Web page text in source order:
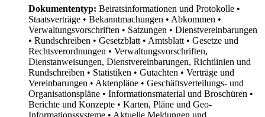
Dokumententyp: Beiratsinformationen und Protokolle •
Staatsverträge • Bekanntmachungen • Abkommen •
Verwaltungsvorschriften • Satzungen • Dienstvereinbarungen
• Rundschreiben • Gesetzblatt • Amtsblatt • Gesetze und
Rechtsverordnungen • Verwaltungsvorschriften,
Dienstanweisungen, Dienstvereinbarungen, Richtlinien und
Rundschreiben • Statistiken • Gutachten • Verträge und
Vereinbarungen • Aktenpläne • Geschäftsverteilungs- und
Organisationspläne • Informationsmaterial und Broschüren •
Berichte und Konzepte • Karten, Pläne und Geo-
Informationssysteme • Aktuelle Meldungen und